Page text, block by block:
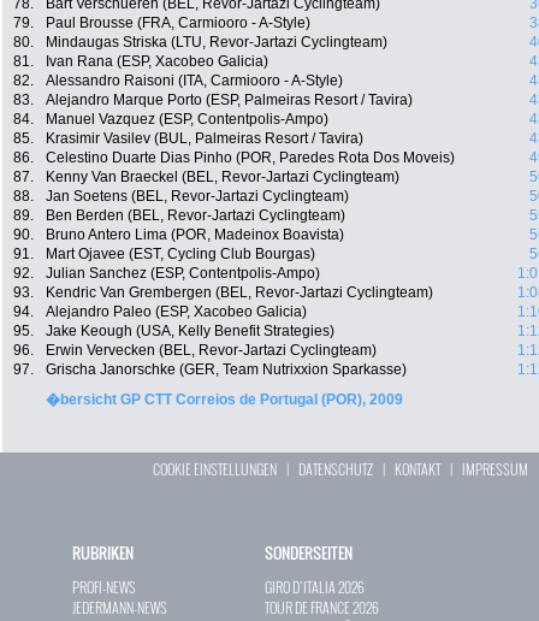
78.
Bart Verschueren (BEL, Revor-Jartazi Cyclingteam)
79.
Paul Brousse (FRA, Carmiooro - A-Style)
80.
Mindaugas Striska (LTU, Revor-Jartazi Cyclingteam)
81.
Ivan Rana (ESP, Xacobeo Galicia)
82.
Alessandro Raisoni (ITA, Carmiooro - A-Style)
83.
Alejandro Marque Porto (ESP, Palmeiras Resort / Tavira)
84.
Manuel Vazquez (ESP, Contentpolis-Ampo)
85.
Krasimir Vasilev (BUL, Palmeiras Resort / Tavira)
86.
Celestino Duarte Dias Pinho (POR, Paredes Rota Dos Moveis)
87.
Kenny Van Braeckel (BEL, Revor-Jartazi Cyclingteam)
88.
Jan Soetens (BEL, Revor-Jartazi Cyclingteam)
89.
Ben Berden (BEL, Revor-Jartazi Cyclingteam)
90.
Bruno Antero Lima (POR, Madeinox Boavista)
91.
Mart Ojavee (EST, Cycling Club Bourgas)
92.
Julian Sanchez (ESP, Contentpolis-Ampo)
93.
Kendric Van Grembergen (BEL, Revor-Jartazi Cyclingteam)
94.
Alejandro Paleo (ESP, Xacobeo Galicia)
95.
Jake Keough (USA, Kelly Benefit Strategies)
96.
Erwin Vervecken (BEL, Revor-Jartazi Cyclingteam)
97.
Grischa Janorschke (GER, Team Nutrixxion Sparkasse)
�bersicht GP CTT Correios de Portugal (POR), 2009
COOKIE EINSTELLUNGEN | DATENSCHUTZ | KONTAKT| IMPRESSUM
RUBRIKEN
PROFI-NEWS
JEDERMANN-NEWS
SONDERSEITEN
GIRO D`ITALIA 2026
TOUR DE FRANCE 2026